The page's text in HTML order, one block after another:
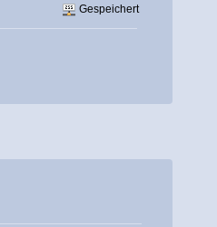
Gespeichert